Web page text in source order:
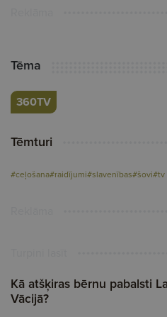
Tēma
360TV
Tēmturi
#ceļošana#raidījumi#slavenības#šovi#tv
Kā atšķiras bērnu pabalsti
Vācijā?